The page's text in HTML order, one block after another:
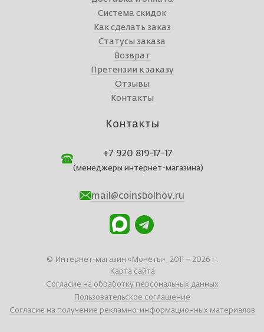
Система скидок
Как сделать заказ
Статусы заказа
Возврат
Претензии к заказу
Отзывы
Контакты
Контакты
+7 920 819-17-17
(менеджеры интернет-магазина)
mail@coinsbolhov.ru
© Интернет-магазин «Монеты», 2011 – 2026 г.
Карта сайта
Согласие на обработку персональных данных
Пользовательское соглашение
Согласие на получение рекламно-информационных материалов